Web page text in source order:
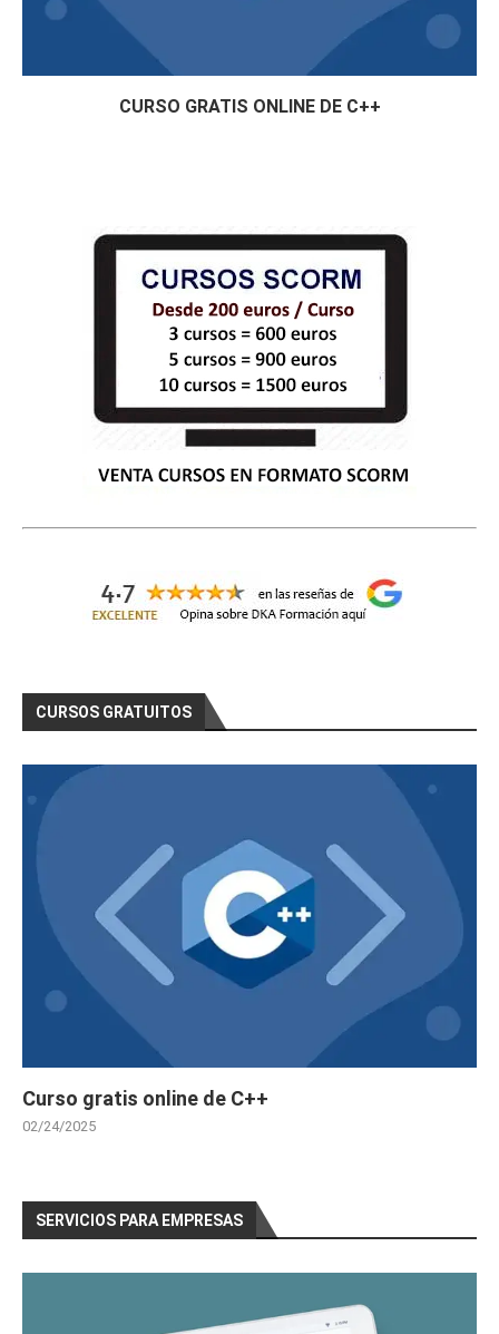
CURSO GRATIS ONLINE DE C++
CURSOS GRATUITOS
Curso gratis online de C++
02/24/2025
SERVICIOS PARA EMPRESAS